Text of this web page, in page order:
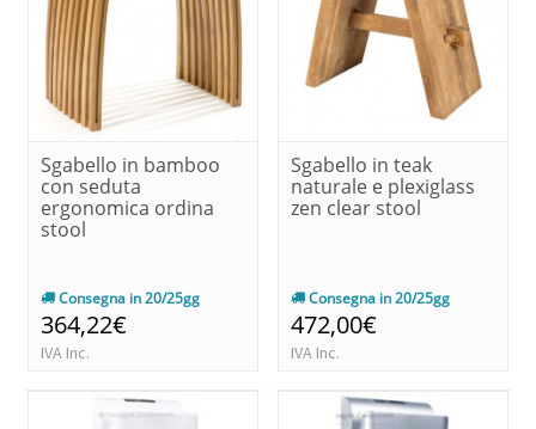
Sgabello in bamboo
con seduta
ergonomica ordina
stool
Consegna in 20/25gg
364,22€
IVA Inc.
Sgabello in teak
naturale e plexiglass
zen clear stool
Consegna in 20/25gg
472,00€
IVA Inc.